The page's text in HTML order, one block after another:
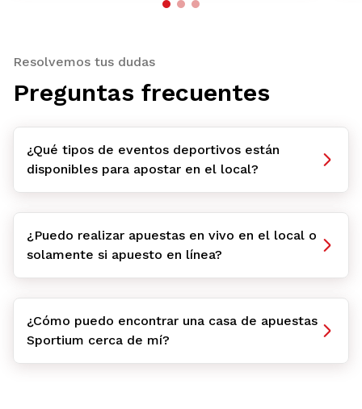
Resolvemos tus dudas
Preguntas frecuentes
¿Qué tipos de eventos deportivos están
disponibles para apostar en el local?
¿Puedo realizar apuestas en vivo en el local o
solamente si apuesto en línea?
¿Cómo puedo encontrar una casa de apuestas
Sportium cerca de mí?